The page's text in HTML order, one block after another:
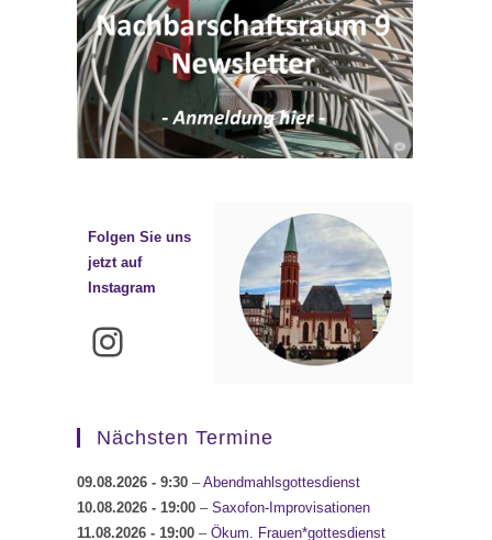
Folgen Sie uns
jetzt auf
Instagram
Instagram
Nächsten Termine
09.08.2026 - 9:30 –Abendmahlsgottesdienst
10.08.2026 - 19:00 – Saxofon-Improvisationen
11.08.2026 - 19:00 – Ökum. Frauen*gottesdienst